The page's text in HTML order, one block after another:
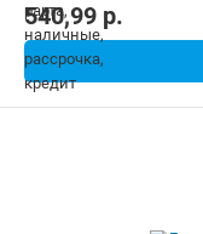
540,99 p.